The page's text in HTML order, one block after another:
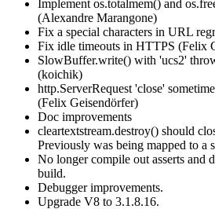
Implement os.totalmem() and
(Alexandre Marangone)
Fix a special characters in URL
Fix idle timeouts in HTTPS (Felix
SlowBuffer.write() with 'ucs2'
(koichik)
http.ServerRequest 'close'
(Felix Geisendörfer)
Doc improvements
cleartextstream.destroy() should
Previously was being mapped to a
No longer compile out asserts and
build.
Debugger improvements.
Upgrade V8 to 3.1.8.16.